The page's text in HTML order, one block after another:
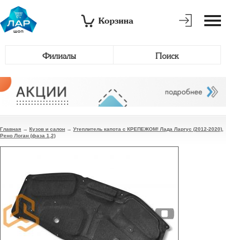
Корзина
Филиалы Поиск
Главная → Кузов и салон → Утеплитель капота с КРЕПЕЖОМ! Лада Ларгус (2012-2020),
Рено Логан (фаза 1,2)